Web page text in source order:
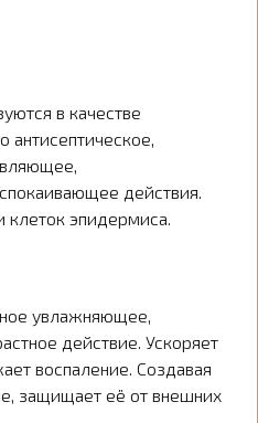
в качестве
антисептическое,
действия.
клеток эпидермиса.
увлажняющее,
действие. Ускоряет
воспаление. Создавая
защищает её от внешних